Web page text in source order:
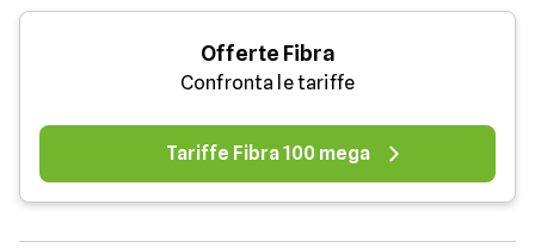
Offerte Fibra
Confronta le tariffe
Tariffe Fibra 100 mega